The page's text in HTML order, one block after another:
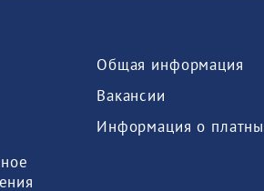
Общая информация
Вакансии